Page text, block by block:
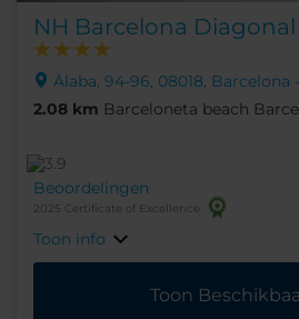
NH Barcelona
Àlaba, 94-96, 08018, Barcelona
2.08 km Barceloneta beach
Beoordelingen
2025 Certificate of Excellence
Toon info
Toon